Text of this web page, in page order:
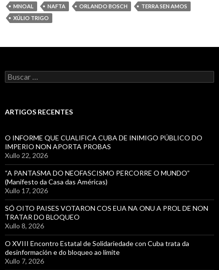
MNOAL
NAFTA ORLANDO BOSCH
TERRA SEN AMOS
XÚLIO TRIGO
Buscar:
ARTIGOS RECENTES
O INFORME QUE CUALIFICA CUBA DE INIMIGO PÚBLICO DO
IMPERIO NON APORTA PROBAS
Xullo 22, 2026
“A PANTASMA DO NEOFASCISMO PERCORRE O MUNDO”
(Manifesto da Casa das Américas)
Xullo 17, 2026
SÓ OITO PAISES VOTARON COS EUA NA ONU A PROL DE NON
TRATAR DO BLOQUEO
Xullo 8, 2026
O XVIII Encontro Estatal de Solidariedade con Cuba trata da
desinformación e do bloqueo ao límite
Xullo 7, 2026